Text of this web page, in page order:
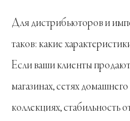
Для дистрибьюторов и
таков: какие
Если ваши клиенты
магазинах, сетях
коллекциях, стабильность